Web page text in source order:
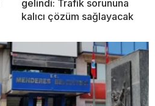
gelindi: Trafik sorununa
kalıcı çözüm sağlayacak